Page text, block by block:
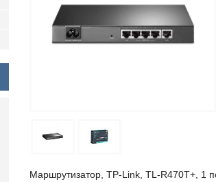
Маршрутизатор, TP-Link, TL-R470T+, 1